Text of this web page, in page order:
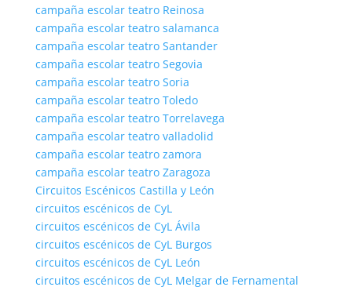
campaña escolar teatro Reinosa
campaña escolar teatro salamanca
campaña escolar teatro Santander
campaña escolar teatro Segovia
campaña escolar teatro Soria
campaña escolar teatro Toledo
campaña escolar teatro Torrelavega
campaña escolar teatro valladolid
campaña escolar teatro zamora
campaña escolar teatro Zaragoza
Circuitos Escénicos Castilla y León
circuitos escénicos de CyL
circuitos escénicos de CyL Ávila
circuitos escénicos de CyL Burgos
circuitos escénicos de CyL León
circuitos escénicos de CyL Melgar de Fernamental